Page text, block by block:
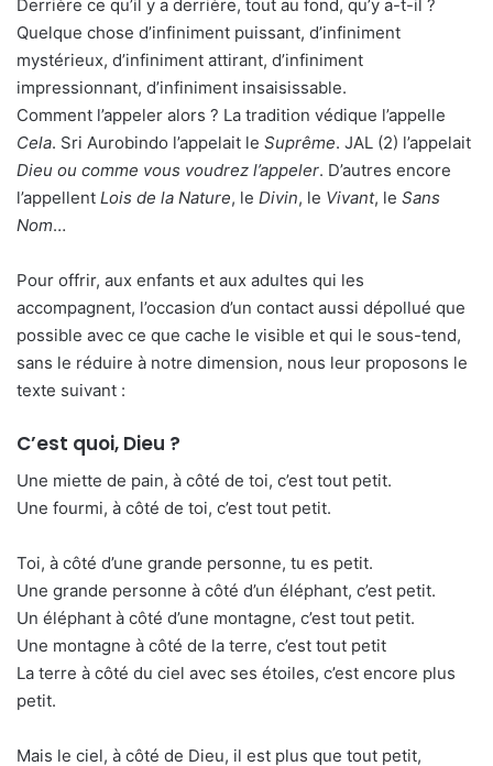
Derrière ce qu’il y a derrière, tout au fond, qu’y a-t-il ?
Quelque chose d’infiniment puissant, d’infiniment
mystérieux, d’infiniment attirant, d’infiniment
impressionnant, d’infiniment insaisissable.
Comment l’appeler alors ? La tradition védique l’appelle
Cela. Sri Aurobindo l’appelait le Suprême. JAL (2) l’appelait
Dieu ou comme vous voudrez l’appeler. D’autres encore
l’appellent Lois de la Nature, le Divin, le Vivant, le Sans
Nom…
Pour offrir, aux enfants et aux adultes qui les
accompagnent, l’occasion d’un contact aussi dépollué que
possible avec ce que cache le visible et qui le sous-tend,
sans le réduire à notre dimension, nous leur proposons le
texte suivant :
C’est quoi, Dieu ?
Une miette de pain, à côté de toi, c’est tout petit.
Une fourmi, à côté de toi, c’est tout petit.
Toi, à côté d’une grande personne, tu es petit.
Une grande personne à côté d’un éléphant, c’est petit.
Un éléphant à côté d’une montagne, c’est tout petit.
Une montagne à côté de la terre, c’est tout petit
La terre à côté du ciel avec ses étoiles, c’est encore plus
petit.
Mais le ciel, à côté de Dieu, il est plus que tout petit,